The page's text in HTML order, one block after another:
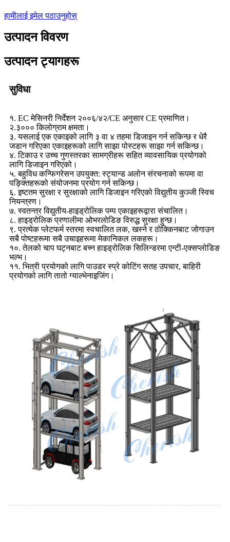
हामीलाई इमेल पठाउनुहोस्
उत्पादन विवरण
उत्पादन ट्यागहरू
सुविधा
१. EC मेसिनरी निर्देशन २००६/४२/CE अनुसार CE प्रमाणित।
२.३००० किलोग्राम क्षमता।
३. यसलाई एक एकाइको लागि ३ वा ४ तहमा डिजाइन गर्न सकिन्छ र धेरै
जडान गरिएका एकाइहरूको लागि साझा पोस्टहरू साझा गर्न सकिन्छ।
४. टिकाउ र उच्च गुणस्तरका सामग्रीहरू सहित व्यावसायिक प्रयोगको
लागि डिजाइन गरिएको।
५. बहुविध कन्फिगरेसन उपयुक्त: स्ट्यान्ड अलोन संरचनाको रूपमा वा
पङ्क्तिहरूको संयोजनमा प्रयोग गर्न सकिन्छ।
६. इष्टतम सुरक्षा र सुरक्षाको लागि डिजाइन गरिएको विद्युतीय कुञ्जी स्विच
नियन्त्रण।
७. स्वतन्त्र विद्युतीय-हाइड्रोलिक पम्प एकाइहरूद्वारा संचालित।
८. हाइड्रोलिक प्रणालीमा ओभरलोडिङ विरुद्ध सुरक्षा हुन्छ।
९. प्रत्येक प्लेटफर्म स्तरमा स्वचालित लक, खस्ने र ठोक्किनबाट जोगाउन
सबै पोष्टहरूमा सबै उचाइहरूमा मेकानिकल लकहरू।
१०. तेलको चाप घट्नबाट बच्न हाइड्रोलिक सिलिन्डरमा एन्टी-एक्सप्लोडिङ
भल्भ।
११. भित्री प्रयोगको लागि पाउडर स्प्रे कोटिंग सतह उपचार, बाहिरी
प्रयोगको लागि तातो ग्याल्भेनाइजिंग।